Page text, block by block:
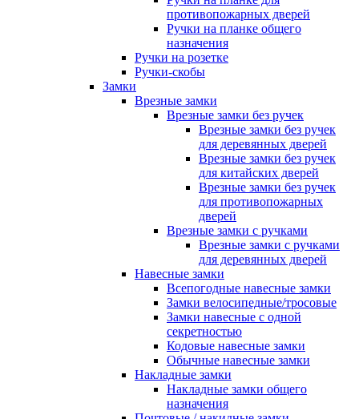
противопожарных дверей
Ручки на планке общего
назначения
Ручки на розетке
Ручки-скобы
Замки
Врезные замки
Врезные замки без ручек
Врезные замки без ручек
для деревянных дверей
Врезные замки без ручек
для китайских дверей
Врезные замки без ручек
для противопожарных
дверей
Врезные замки с ручками
Врезные замки с ручками
для деревянных дверей
Навесные замки
Всепогодные навесные замки
Замки велосипедные/тросовые
Замки навесные с одной
секретностью
Кодовые навесные замки
Обычные навесные замки
Накладные замки
Накладные замки общего
назначения